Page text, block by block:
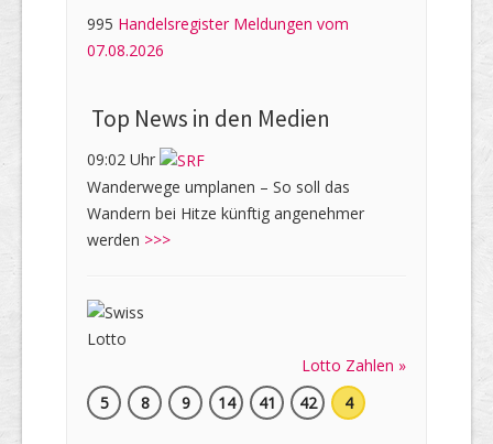
995 Handelsregister Meldungen vom
07.08.2026
Top News in den Medien
09:02 Uhr
Wanderwege umplanen – So soll das
Wandern bei Hitze künftig angenehmer
werden >>>
Lotto Zahlen »
5
8 9 14 41 42 4